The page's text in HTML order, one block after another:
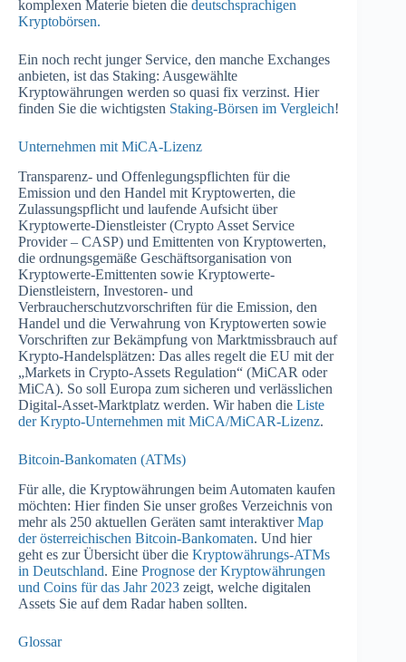
komplexen Materie bieten die deutschsprachigen
Kryptobörsen.
Ein noch recht junger Service, den manche Exchanges
anbieten, ist das Staking: Ausgewählte
Kryptowährungen werden so quasi fix verzinst. Hier
finden Sie die wichtigsten Staking-Börsen im Vergleich!
Unternehmen mit MiCA-Lizenz
Transparenz- und Offenlegungspflichten für die
Emission und den Handel mit Kryptowerten, die
Zulassungspflicht und laufende Aufsicht über
Kryptowerte-Dienstleister (Crypto Asset Service
Provider – CASP) und Emittenten von Kryptowerten,
die ordnungsgemäße Geschäftsorganisation von
Kryptowerte-Emittenten sowie Kryptowerte-
Dienstleistern, Investoren- und
Verbraucherschutzvorschriften für die Emission, den
Handel und die Verwahrung von Kryptowerten sowie
Vorschriften zur Bekämpfung von Marktmissbrauch auf
Krypto-Handelsplätzen: Das alles regelt die EU mit der
„Markets in Crypto-Assets Regulation“ (MiCAR oder
MiCA). So soll Europa zum sicheren und verlässlichen
Digital-Asset-Marktplatz werden. Wir haben die Liste
der Krypto-Unternehmen mit MiCA/MiCAR-Lizenz.
Bitcoin-Bankomaten (ATMs)
Für alle, die Kryptowährungen beim Automaten kaufen
möchten: Hier finden Sie unser großes Verzeichnis von
mehr als 250 aktuellen Geräten samt interaktiverMap
der österreichischen Bitcoin-Bankomaten. Und hier
geht es zur Übersicht über die Kryptowährungs-ATMs
in Deutschland. Eine Prognose der Kryptowährungen
und Coins für das Jahr 2023 zeigt, welche digitalen
Assets Sie auf dem Radar haben sollten.
Glossar